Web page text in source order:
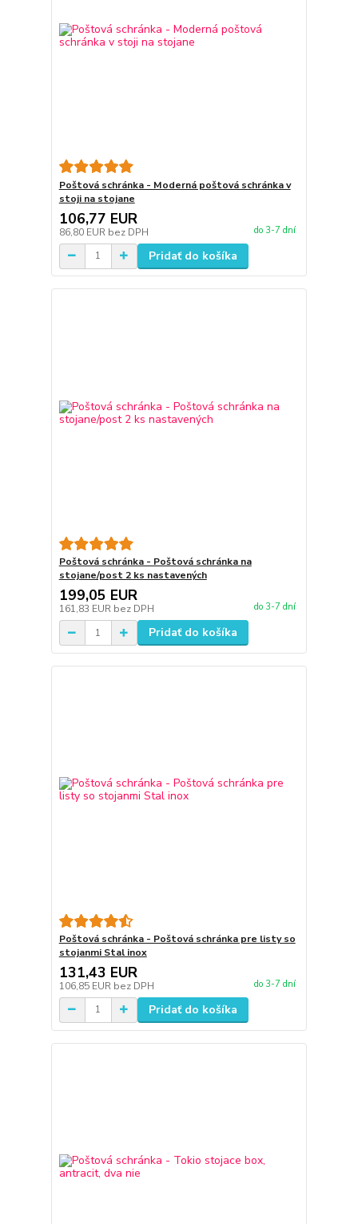
Poštová schránka - Moderná poštová schránka v
stoji na stojane
106,77 EUR
86,80 EUR bez DPH do 3-7 dní
Pridať do košíka
Poštová schránka - Poštová schránka na
stojane/post 2 ks nastavených
199,05 EUR
161,83 EUR bez DPH do 3-7 dní
Pridať do košíka
Poštová schránka - Poštová schránka pre listy so
stojanmi Stal inox
131,43 EUR
106,85 EUR bez DPH do 3-7 dní
Pridať do košíka